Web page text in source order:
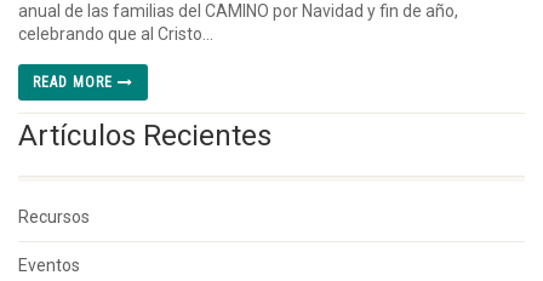
anual de las familias del CAMINO por Navidad y fin de año,
celebrando que al Cristo...
READ MORE
Artículos Recientes
Recursos
Eventos